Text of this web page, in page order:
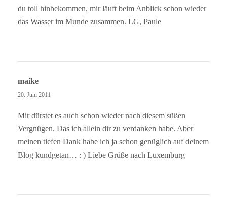
du toll hinbekommen, mir läuft beim Anblick schon wieder
das Wasser im Munde zusammen. LG, Paule
maike
20. Juni 2011
Mir dürstet es auch schon wieder nach diesem süßen
Vergnügen. Das ich allein dir zu verdanken habe. Aber
meinen tiefen Dank habe ich ja schon genüglich auf deinem
Blog kundgetan… : ) Liebe Grüße nach Luxemburg